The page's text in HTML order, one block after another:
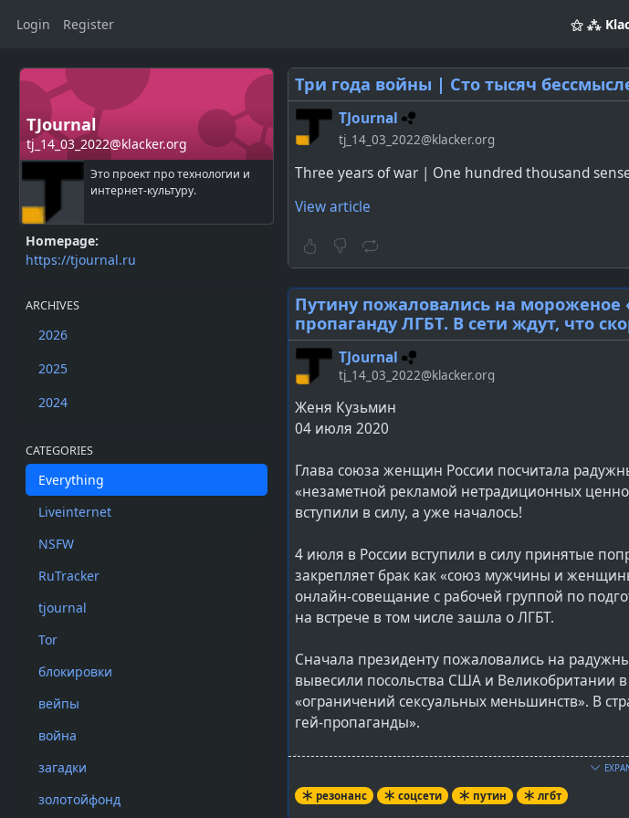
Login Register ⚝ ⁂
TJournal
tj_14_03_2022@klacker.org
Это проект про технологии и
интернет-культуру.
Homepage:
https://tjournal.ru
ARCHIVES
2026
2025
2024
CATEGORIES
Everything
Liveinternet
NSFW
RuTracker
tjournal
Tor
блокировки
вейпы
война
загадки
золотойфонд
Три года войны | Сто тысяч
TJournal
tj_14_03_2022@klacker.org
Three years of war | One hundred thousand
View article
Путину пожаловались на мороженое
пропаганду ЛГБТ. В сети ждут, что
TJournal
tj_14_03_2022@klacker.org
Женя Кузьмин
04 июля 2020
Глава союза женщин России посчитала
«незаметной рекламой нетрадиционных
вступили в силу, а уже началось!
4 июля в России вступили в силу принятые
закрепляет брак как «союз мужчины и
онлайн-совещание с рабочей группой по
на встрече в том числе зашла о ЛГБТ.
Сначала президенту пожаловались на
вывесили посольства США и Великобритании
«ограничений сексуальных меньшинств». В
гей-пропаганды».
работает. Но не страшно. Мы же ведь много
резонанс соцсети путин лгбт